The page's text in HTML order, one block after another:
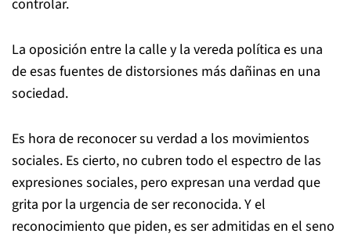
controlar.
La oposición entre la calle y la vereda política es una
de esas fuentes de distorsiones más dañinas en una
sociedad.
Es hora de reconocer su verdad a los movimientos
sociales. Es cierto, no cubren todo el espectro de las
expresiones sociales, pero expresan una verdad que
grita por la urgencia de ser reconocida. Y el
reconocimiento que piden, es ser admitidas en el seno